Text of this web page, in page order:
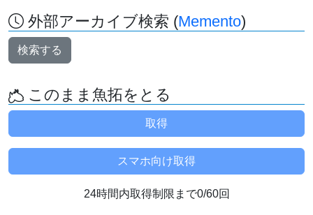
外部アーカイブ検索 (Memento)
検索する
このまま魚拓をとる
24時間内取得制限まで0/60回